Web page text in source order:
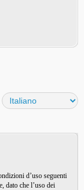
d’uso seguenti
dato che l’uso dei